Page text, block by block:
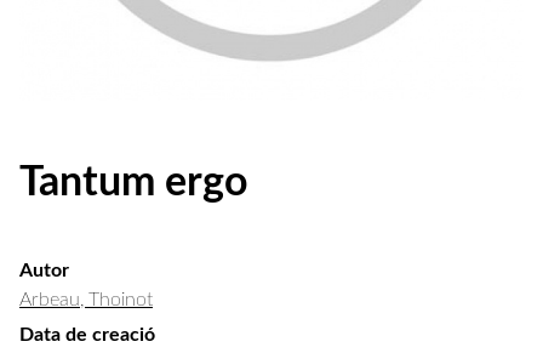
Tantum ergo
Autor
Arbeau, Thoinot
Data de creació